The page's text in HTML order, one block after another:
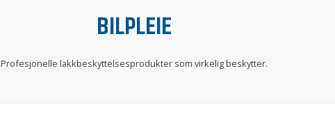
BILPLEIE
Profesjonelle lakkbeskyttelsesprodukter som virkelig beskytter.